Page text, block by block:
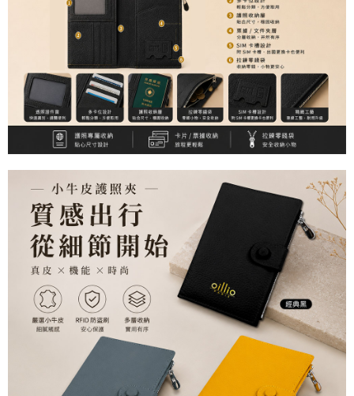
結帳頁面，進行簡訊認證並確認金額後，即可完成結帳。
２．訂單成立數日內，您將收到繳費通知簡訊。
３．收到繳費通知簡訊後14天內，點擊此簡訊中的連結，可透過四大超商／
ATM／網路銀行／等多元方式進行付款，方視為交易完成。
※ 請注意：結帳手續完成當下不需立刻繳費，但若您需要取消訂單，請聯絡
購買商品的店家。未經商家同意取消之訂單仍視為有效，需透過AFTEE先享
後付繳納相關費用。
※ 交易是否成功請以「AFTEE先享後付 」之結帳頁面顯示為準，若有關於
是否繳費成功／繳費後需取消欲退款等相關疑問，請聯繫「AFTEE先享後付
客戶支援中心」https://netprotections.freshdesk.com/support/home
１．透過由恩沛科技股份有限公司提供之「AFTEE先享後付」服務完成之交
易，需依本服務之必要範圍內提供個人資料，並將交易相關給付款項請求債
權轉讓予恩沛科技股份有限公司。
２．關於個人資料處理事宜，請瀏覽以下網址：
https://aftee.tw/terms/#terms3
３．未成年的使用者請事先徵得法定代理人或監護人之同意方可使用
「AFTEE先享後付」，若未經同意申辦者引起之損失，本公司不負相關責
任。
４．使用「AFTEE先享後付」時，將依據個別帳號之用戶狀況，依本公司即
時審查核予不同之上限額度；若仍有額度不足之情形，本公司將視審查結果
請求用戶進行身份認證。
５．嚴禁一人註冊多個帳號或使用他人資訊註冊。若發現惡意使用之情形，
恩沛科技股份有限公司將有權停止該用戶之使用額度並採取法律行動。
付款後全家取貨
每筆NT$150，滿NT$500(含以上)免運費
萊爾富取貨付款
每筆NT$150，滿NT$500(含以上)免運費
付款後萊爾富取貨
每筆NT$150，滿NT$500(含以上)免運費
每筆NT$150，滿NT$500(含以上)免運費
付款後7-11取貨
每筆NT$150，滿NT$500(含以上)免運費
宅配
每筆NT$150，滿NT$500(含以上)免運費
離島宅配
每筆NT$200，滿NT$5,000(含以上)免運費